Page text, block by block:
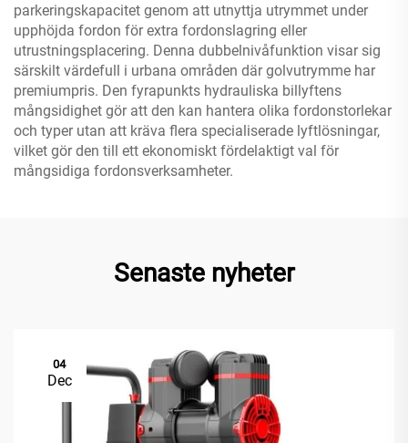
parkeringskapacitet genom att utnyttja utrymmet under
upphöjda fordon för extra fordonslagring eller
utrustningsplacering. Denna dubbelnivåfunktion visar sig
särskilt värdefull i urbana områden där golvutrymme har
premiumpris. Den fyrapunkts hydrauliska billyftens
mångsidighet gör att den kan hantera olika fordonstorlekar
och typer utan att kräva flera specialiserade lyftlösningar,
vilket gör den till ett ekonomiskt fördelaktigt val för
mångsidiga fordonsverksamheter.
Senaste nyheter
04
Dec